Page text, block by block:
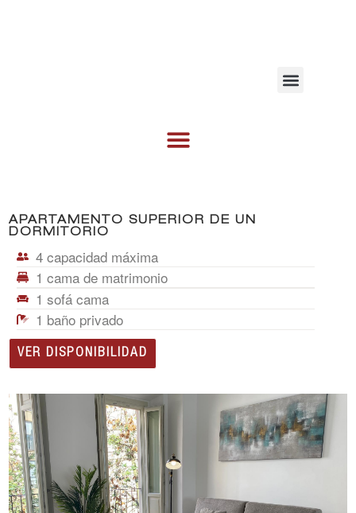
APARTAMENTO SUPERIOR DE UN
DORMITORIO
4capacidad máxima
1 cama de matrimonio
1 sofá cama
1 baño privado
VER DISPONIBILIDAD